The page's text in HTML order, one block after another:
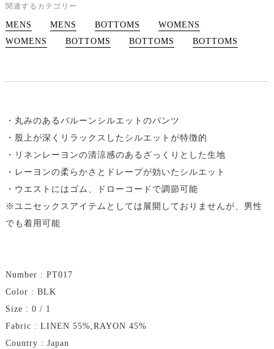
関連するカテゴリー
MENS MENS BOTTOMS
WOMENS
WOMENS
BOTTOMS BOTTOMS BOTTOMS
・丸みのあるバルーンシルエットのパンツ
・股上が深くリラックスしたシルエットが特徴的
・リネンレーヨンの清涼感のあるざっくりとした生地
・レーヨンの柔らかさとドレープが効いたシルエット
・ウエストにはゴム、ドローコードで調節可能
※ユニセックスアイテムとしては展開しておりませんが、男性
でも着用可能
Number : PT017
Color : BLK
Size : 0 / 1
Fabric : LINEN 55%,RAYON 45%
Country : Japan